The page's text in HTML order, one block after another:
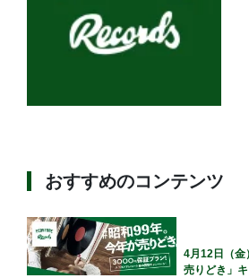
おすすめのコンテンツ
4月12日（金
売りどき」